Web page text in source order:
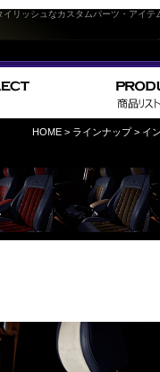
リッシュなカスタムパーツ・アイテ
HOME > ラインナップ> イ